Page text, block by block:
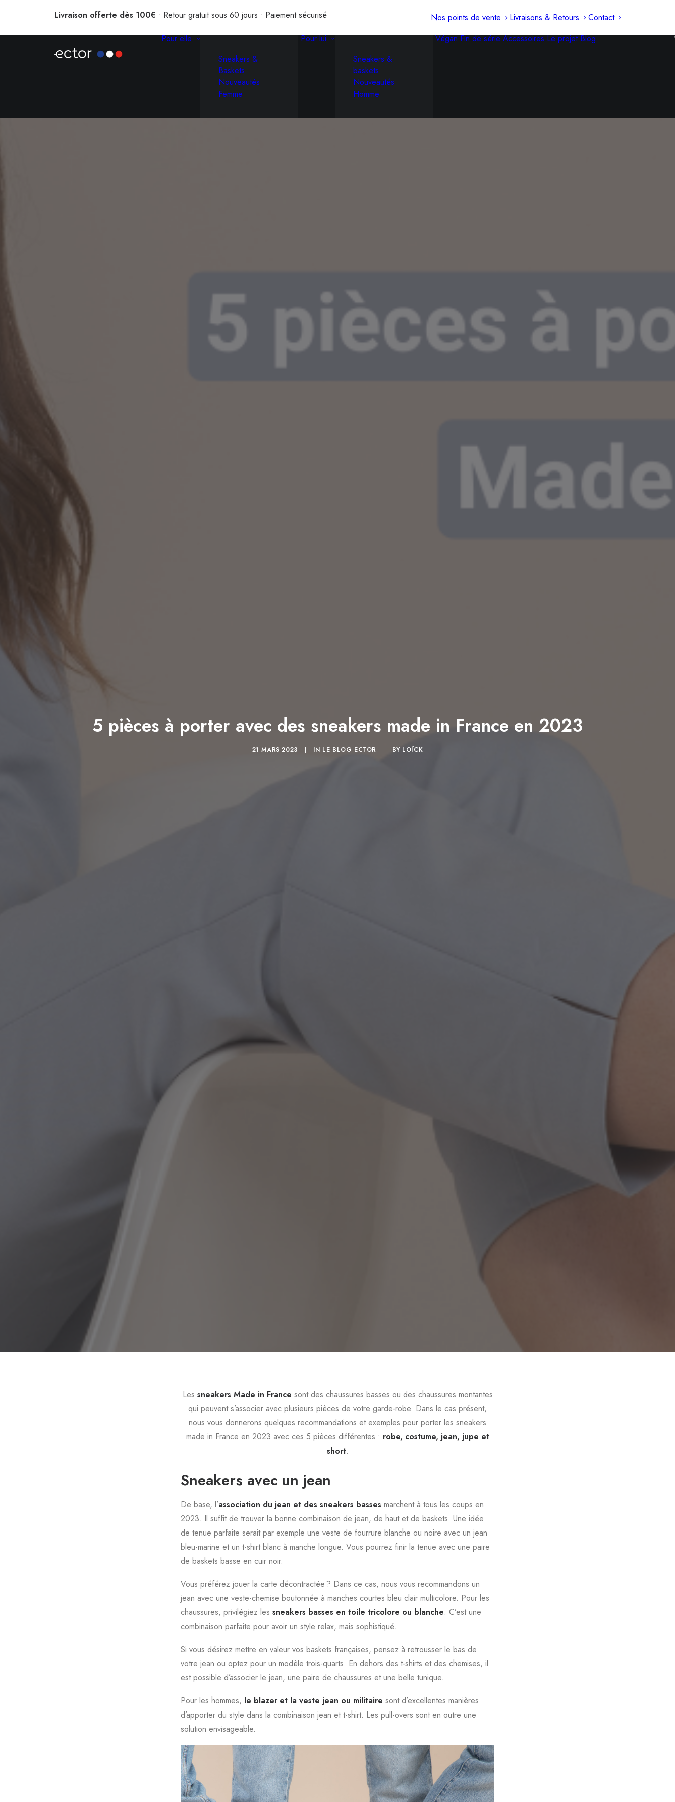
Livraison offerte dès 100€ • Retour gratuit sous 60 jours • Paiement sécurisé Nos points de vente Livraisons & Retours
Contact
Pour elle
Sneakers &
Baskets
Nouveautés
Femme
Pour lui
Sneakers &
baskets
Nouveautés
Homme
Végan Fin de série Accessoires Le projet Blog
5 pièces à porter avec des sneakers made in France en 2023
21 MARS 2023 | IN LE BLOG ECTOR | BY LOÏCK
Les sneakers Made in France sont des chaussures basses ou des chaussures montantes
qui peuvent s’associer avec plusieurs pièces de votre garde-robe. Dans le cas présent,
nous vous donnerons quelques recommandations et exemples pour porter les sneakers
made in France en 2023 avec ces 5 pièces différentes : robe, costume, jean, jupe et
short.
Sneakers avec un jean
De base, l’association du jean et des sneakers basses marchent à tous les coups en
2023. Il suffit de trouver la bonne combinaison de jean, de haut et de baskets. Une idée
de tenue parfaite serait par exemple une veste de fourrure blanche ou noire avec un jean
bleu-marine et un t-shirt blanc à manche longue. Vous pourrez finir la tenue avec une paire
de baskets basse en cuir noir.
Vous préférez jouer la carte décontractée ? Dans ce cas, nous vous recommandons un
jean avec une veste-chemise boutonnée à manches courtes bleu clair multicolore. Pour les
chaussures, privilégiez les sneakers basses en toile tricolore ou blanche. C’est une
combinaison parfaite pour avoir un style relax, mais sophistiqué.
Si vous désirez mettre en valeur vos baskets françaises, pensez à retrousser le bas de
votre jean ou optez pour un modèle trois-quarts. En dehors des t-shirts et des chemises, il
est possible d’associer le jean, une paire de chaussures et une belle tunique.
Pour les hommes, le blazer et la veste jean ou militaire sont d’excellentes manières
d’apporter du style dans la combinaison jean et t-shirt. Les pull-overs sont en outre une
solution envisageable.